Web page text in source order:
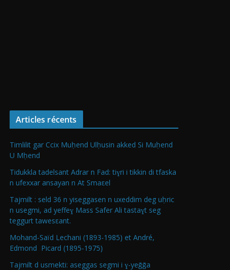
Articles récents
Timlilit gar Ccix Muḥend Ulḥusin akked Si Muḥend
U Mḥend
Tidukkla tadelsant Adrar n Fad: tiɣri i tikkin di tfaska
n ufexxar ansayan n At Smaεel
Tajmilt : seld 36 n yiseggasen n uxeddim deg uḥric
n usegmi, ad yeffeɣ Mass Safer Ali tastaɣt seg
teggurt tawesεant.
Mohand-Saïd Lechani (1893-1985) et André,
Edmond Picard (1895-1975)
Tajmilt d usmekti: aseggas segmi i ɣ-yeǧǧa